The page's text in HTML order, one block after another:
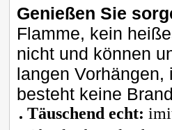
Genießen Sie
Flamme, kein
nicht und können
langen
besteht keine
Täuschend echt: